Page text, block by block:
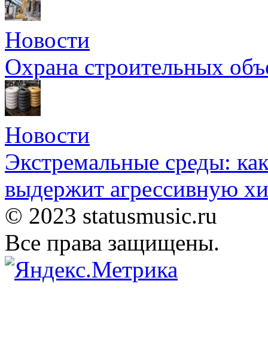
Новости
Охрана строительных
Новости
Экстремальные среды:
выдержит агрессивную
© 2023 statusmusic.ru
Все права защищены.